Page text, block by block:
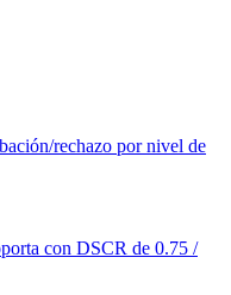
rechazo por nivel de
con DSCR de 0.75 /